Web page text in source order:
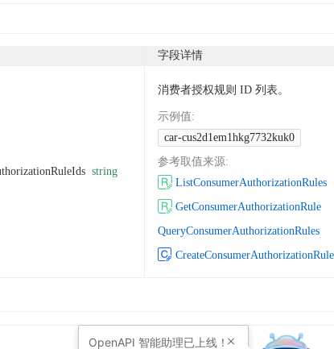
字段详情
string
消费者授权规则 ID 列表。
示例值:
car-cus2d1em1hkg7732kuk0
参考取值来源:
ListConsumerAuthorizationRules
GetConsumerAuthorizationRule
QueryConsumerAuthorizationRules
OpenAPI 智能助理已上线！